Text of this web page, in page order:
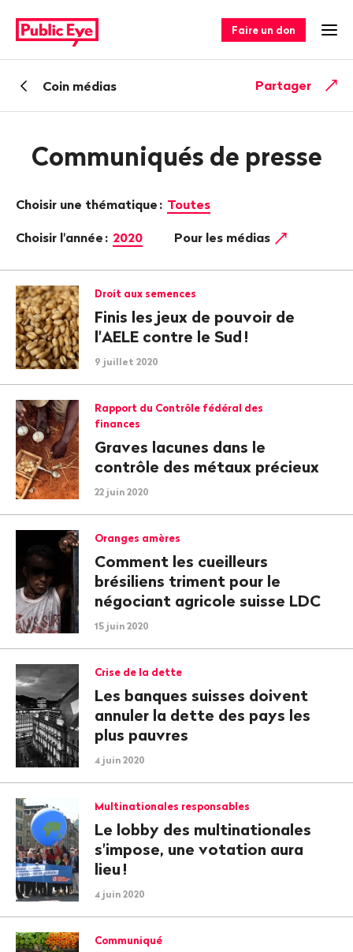
sur
publiceye.ch
rapide
Faire un don
RetourCoin médias Partager
Communiqués de presse
Choisir une thématique : Toutes
Choisir l'année : 2020 Pour les médias
Droit aux semences
Finis les jeux de pouvoir de
l'AELE contre le Sud !
9 juillet 2020
Rapport du Contrôle fédéral des
finances
Graves lacunes dans le
contrôle des métaux précieux
22 juin 2020
Oranges amères
Comment les cueilleurs
brésiliens triment pour le
négociant agricole suisse LDC
15 juin 2020
Crise de la dette
Les banques suisses doivent
annuler la dette des pays les
plus pauvres
4 juin 2020
Multinationales responsables
Le lobby des multinationales
s'impose, une votation aura
lieu !
4 juin 2020
Communiqué